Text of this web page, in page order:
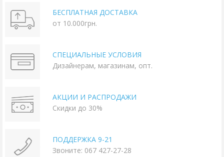
БЕСПЛАТНАЯ ДОСТАВКА
от 10.000грн.
СПЕЦИАЛЬНЫЕ УСЛОВИЯ
Дизайнерам, магазинам, опт.
АКЦИИ И РАСПРОДАЖИ
Скидки до 30%
ПОДДЕРЖКА 9-21
Звоните: 067 427-27-28